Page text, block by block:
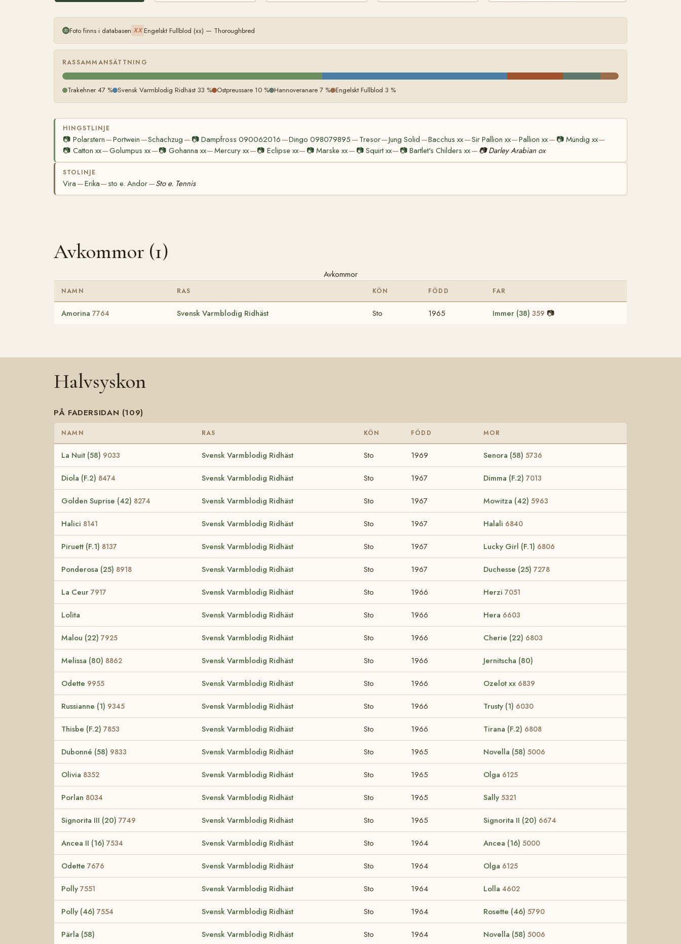
Foto finns i databasen XX Engelskt Fullblod (xx) — Thoroughbred
RASSAMMANSÄTTNING
Trakehner 47 % Svensk Varmblodig Ridhäst 33 % Ostpreussare 10 % Hannoveranare 7 % Engelskt Fullblod 3 %
HINGSTLINJE
📷 Polarstern—Portwein —Schachzug — 📷Dampfross 090062016 —Dingo 098079895 — Tresor—Jung Solid —Bacchus xx—Sir Pallion xx—Pallion xx— 📷 Mündig xx—
📷 Catton xx—Golumpus xx—📷 Gohanna xx—Mercury xx—📷 Eclipse xx— 📷Marske xx— 📷 Squirt xx— 📷 Bartlet's Childers xx— 📷 Darley Arabian ox
STOLINJE
Vira —Erika— sto e. Andor—Sto e. Tennis
Avkommor (1)
Avkommor
NAMN RAS KÖN FÖDD FAR
Amorina 7764 Svensk Varmblodig Ridhäst Sto 1965 Immer (38) 359 📷
Halvsyskon
PÅ FADERSIDAN (109)
NAMN RAS KÖN FÖDD MOR
La Nuit (58) 9033 Svensk Varmblodig Ridhäst Sto 1969 Senora (58) 5736
Diola (F.2) 8474 Svensk Varmblodig Ridhäst Sto 1967 Dimma (F.2) 7013
Golden Suprise (42) 8274 Svensk Varmblodig Ridhäst Sto 1967 Mowitza (42) 5963
Halici 8141 Svensk Varmblodig Ridhäst Sto 1967 Halali 6840
Piruett (F.1) 8137 Svensk Varmblodig Ridhäst Sto 1967 Lucky Girl (F.1) 6806
Ponderosa (25) 8918 Svensk Varmblodig Ridhäst Sto 1967 Duchesse (25) 7278
La Ceur 7917 Svensk Varmblodig Ridhäst Sto 1966 Herzi 7051
Lolita Svensk Varmblodig Ridhäst Sto 1966 Hera 6603
Malou (22) 7925 Svensk Varmblodig Ridhäst Sto 1966 Cherie (22) 6803
Melissa (80) 8862 Svensk Varmblodig Ridhäst Sto 1966 Jernitscha (80)
Odette 9955 Svensk Varmblodig Ridhäst Sto 1966 Ozelot xx 6839
Russianne (1) 9345 Svensk Varmblodig Ridhäst Sto 1966 Trusty (1) 6030
Thisbe (F.2) 7853 Svensk Varmblodig Ridhäst Sto 1966 Tirana (F.2) 6808
Dubonné (58) 9833 Svensk Varmblodig Ridhäst Sto 1965 Novella (58) 5006
Olivia 8352 Svensk Varmblodig Ridhäst Sto 1965 Olga 6125
Porlan 8034 Svensk Varmblodig Ridhäst Sto 1965 Sally 5321
Signorita III (20) 7749 Svensk Varmblodig Ridhäst Sto 1965 Signorita II (20) 6674
Ancea II (16) 7534 Svensk Varmblodig Ridhäst Sto 1964 Ancea (16) 5000
Odette 7676 Svensk Varmblodig Ridhäst Sto 1964 Olga 6125
Polly 7551 Svensk Varmblodig Ridhäst Sto 1964 Lolla 4602
Polly (46) 7554 Svensk Varmblodig Ridhäst Sto 1964 Rosette (46) 5790
Pärla (58) Svensk Varmblodig Ridhäst Sto 1964 Novella (58) 5006